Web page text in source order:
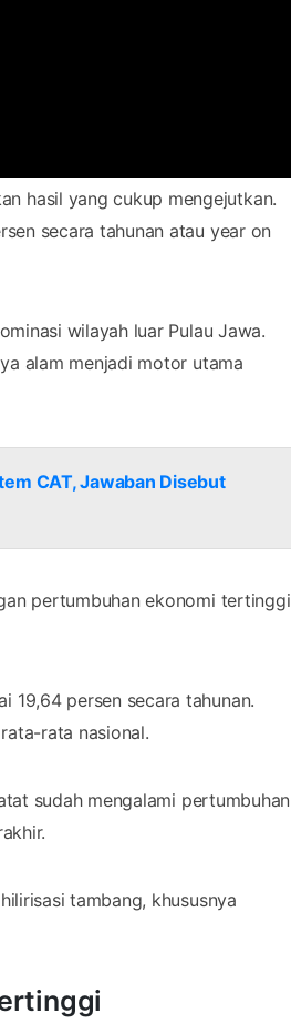
hasil yang cukup mengejutkan.
secara tahunan atau year on
wilayah luar Pulau Jawa.
alam menjadi motor utama
CAT, Jawaban Disebut
pertumbuhan ekonomi tertinggi
19,64 persen secara tahunan.
rata nasional.
sudah mengalami pertumbuhan
tambang, khususnya